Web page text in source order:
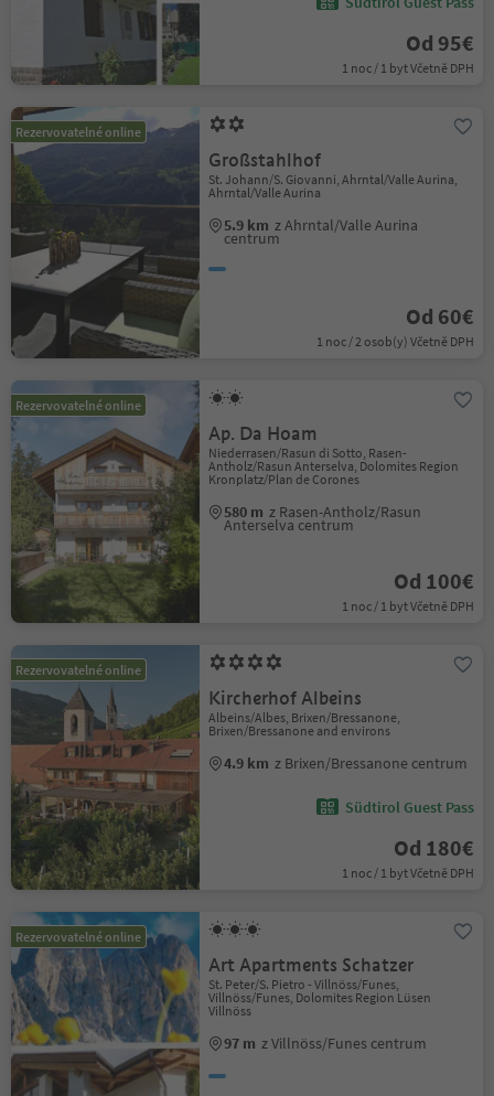
Od 95€
1 noc / 1 byt Včetně DPH
Rezervovatelné online
Großstahlhof
St. Johann/S. Giovanni, Ahrntal/Valle Aurina,
Ahrntal/Valle Aurina
5.9 km z Ahrntal/Valle Aurina
centrum
Od 60€
1 noc / 2 osob(y) Včetně DPH
Rezervovatelné online
Ap. Da Hoam
Niederrasen/Rasun di Sotto, Rasen-
Antholz/Rasun Anterselva, Dolomites Region
Kronplatz/Plan de Corones
580 m z Rasen-Antholz/Rasun
Anterselva centrum
Od 100€
1 noc / 1 byt Včetně DPH
Rezervovatelné online
Kircherhof Albeins
Albeins/Albes, Brixen/Bressanone,
Brixen/Bressanone and environs
4.9 km z Brixen/Bressanone centrum
Südtirol Guest Pass
Od 180€
1 noc / 1 byt Včetně DPH
Rezervovatelné online
Art Apartments Schatzer
St. Peter/S. Pietro - Villnöss/Funes,
Villnöss/Funes, Dolomites Region Lüsen
Villnöss
97 m z Villnöss/Funes centrum